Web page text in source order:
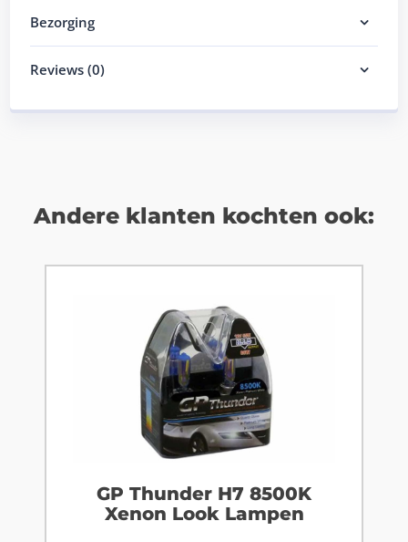
Bezorging
Reviews (0)
Andere klanten kochten ook:
GP Thunder H7 8500K
Xenon Look Lampen